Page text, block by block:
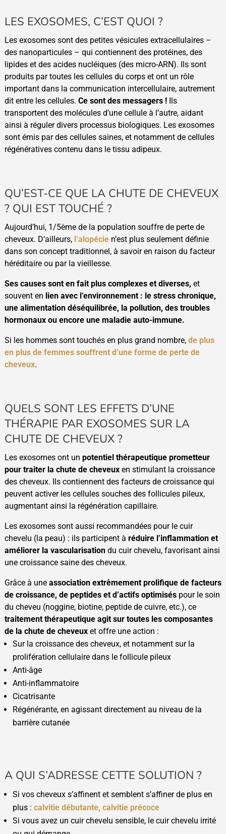
LES EXOSOMES, C’EST QUOI ?
Les exosomes sont des petites vésicules extracellulaires –
des nanoparticules – qui contiennent des protéines, des
lipides et des acides nucléiques (des micro-ARN). Ils sont
produits par toutes les cellules du corps et ont un rôle
important dans la communication intercellulaire, autrement
dit entre les cellules. Ce sont des messagers ! Ils
transportent des molécules d’une cellule à l’autre, aidant
ainsi à réguler divers processus biologiques. Les exosomes
sont émis par des cellules saines, et notamment de cellules
régénératives contenu dans le tissu adipeux.
QU’EST-CE QUE LA CHUTE DE CHEVEUX
? QUI EST TOUCHÉ ?
Aujourd’hui, 1/5ème de la population souffre de perte de
cheveux. D’ailleurs, l’alopécien’est plus seulement définie
dans son concept traditionnel, à savoir en raison du facteur
héréditaire ou par la vieillesse.
Ses causes sont en fait plus complexes et diverses, et
souvent en lien avec l’environnement : le stress chronique,
une alimentation déséquilibrée, la pollution, des troubles
hormonaux ou encore une maladie auto-immune.
Si les hommes sont touchés en plus grand nombre, de plus
en plus de femmes souffrent d’une forme de perte de
cheveux.
QUELS SONT LES EFFETS D’UNE
THÉRAPIE PAR EXOSOMES SUR LA
CHUTE DE CHEVEUX ?
Les exosomes ont un potentiel thérapeutique prometteur
pour traiter la chute de cheveuxen stimulant la croissance
des cheveux. Ils contiennent des facteurs de croissance qui
peuvent activer les cellules souches des follicules pileux,
augmentant ainsi la régénération capillaire.
Les exosomes sont aussi recommandées pour le cuir
chevelu (la peau) : ils participent à réduire l’inflammation et
améliorer la vascularisationdu cuir chevelu, favorisant ainsi
une croissance saine des cheveux.
Grâce à une association extrêmement prolifique de facteurs
de croissance, de peptides et d’actifs optimiséspour le soin
du cheveu (noggine, biotine, peptide de cuivre, etc.), ce
traitement thérapeutique agit sur toutes les composantes
de la chute de cheveux et offre une action :
Sur la croissance des cheveux, et notamment sur la
prolifération cellulaire dans le follicule pileux
Anti-âge
Anti-inflammatoire
Cicatrisante
Régénérante, en agissant directement au niveau de la
barrière cutanée
A QUI S’ADRESSE CETTE SOLUTION ?
Si vos cheveux s’affinent et semblent s’affiner de plus en
plus : calvitie débutante, calvitie précoce
Si vous avez un cuir chevelu sensible, le cuir chevelu irrité